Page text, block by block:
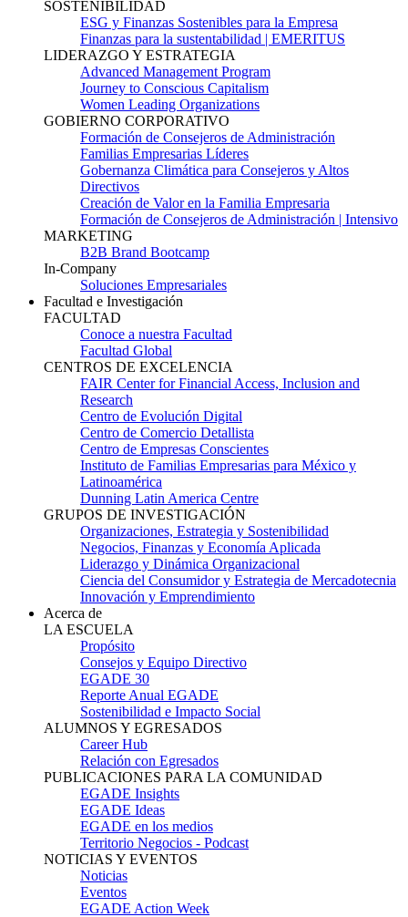
SOSTENIBILIDAD
ESG y Finanzas Sostenibles para la Empresa
Finanzas para la sustentabilidad | EMERITUS
LIDERAZGO Y ESTRATEGIA
Advanced Management Program
Journey to Conscious Capitalism
Women Leading Organizations
GOBIERNO CORPORATIVO
Formación de Consejeros de Administración
Familias Empresarias Líderes
Gobernanza Climática para Consejeros y Altos
Directivos
Creación de Valor en la Familia Empresaria
Formación de Consejeros de Administración | Intensivo
MARKETING
B2B Brand Bootcamp
In-Company
Soluciones Empresariales
Facultad e Investigación
FACULTAD
Conoce a nuestra Facultad
Facultad Global
CENTROS DE EXCELENCIA
FAIR Center for Financial Access, Inclusion and
Research
Centro de Evolución Digital
Centro de Comercio Detallista
Centro de Empresas Conscientes
Instituto de Familias Empresarias para México y
Latinoamérica
Dunning Latin America Centre
GRUPOS DE INVESTIGACIÓN
Organizaciones, Estrategia y Sostenibilidad
Negocios, Finanzas y Economía Aplicada
Liderazgo y Dinámica Organizacional
Ciencia del Consumidor y Estrategia de Mercadotecnia
Innovación y Emprendimiento
Acerca de
LA ESCUELA
Propósito
Consejos y Equipo Directivo
EGADE 30
Reporte Anual EGADE
Sostenibilidad e Impacto Social
ALUMNOS Y EGRESADOS
Career Hub
Relación con Egresados
PUBLICACIONES PARA LA COMUNIDAD
EGADE Insights
EGADE Ideas
EGADE en los medios
Territorio Negocios - Podcast
NOTICIAS Y EVENTOS
Noticias
Eventos
EGADE Action Week